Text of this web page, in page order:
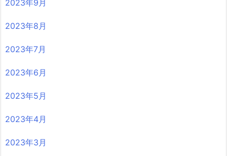
2023年9月
2023年8月
2023年7月
2023年6月
2023年5月
2023年4月
2023年3月